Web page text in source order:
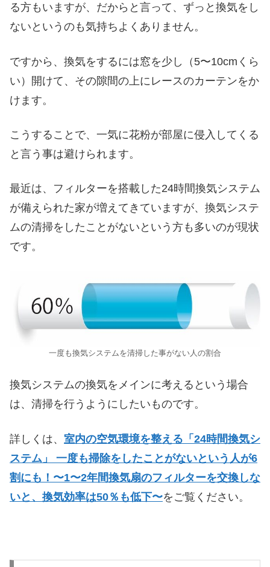
る方もいますが、だからと言って、ずっと換気をし
ないというのも気持ちよくありません。
ですから、換気をするには窓を少し（5〜10cmくら
い）開けて、その隙間の上にレースのカーテンをか
けます。
こうすることで、一気に花粉が部屋に侵入してくる
と言う事は避けられます。
最近は、フィルターを搭載した24時間換気システム
が備えられた家が増えてきていますが、換気システ
ムの清掃をしたことがないという方も多いのが現状
です。
一度も換気システムを清掃した事がない人の割合
換気システムの換気をメインに考えるという場合
は、清掃を行うようにしたいものです。
詳しくは、 室内の空気環境を整える「24時間換気シ
ステム」 一度も掃除をしたことがないという人が6
割にも！〜1〜2年間換気扇のフィルターを交換しな
いと、換気効率は50％も低下〜をご覧ください。